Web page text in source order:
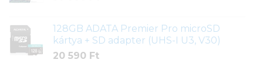
128GB ADATA Premier Pro microSD
kártya + SD adapter (UHS-I U3, V30)
20 590 Ft